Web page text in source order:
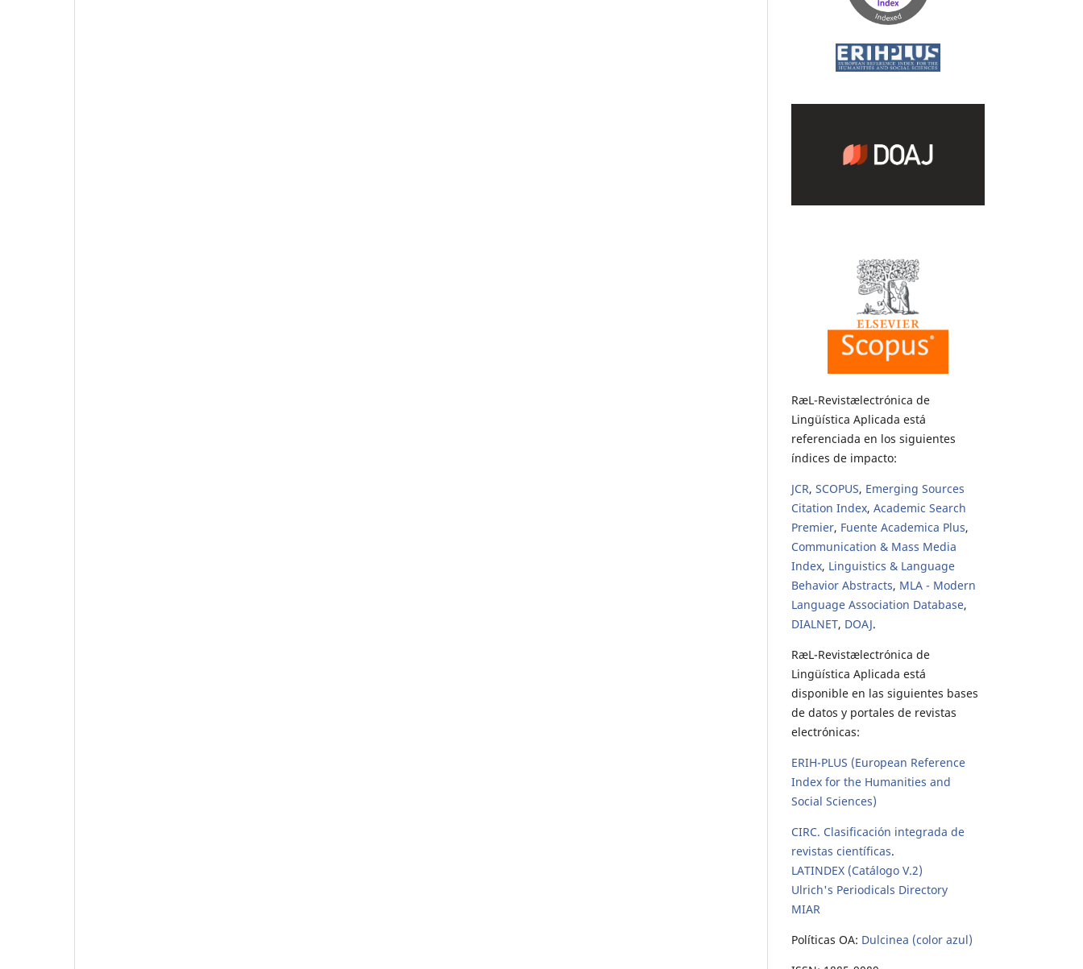
RæL-Revistælectrónica de
Lingüística Aplicada está
referenciada en los siguientes
índices de impacto:
JCR, SCOPUS, Emerging Sources
Citation Index, Academic Search
Premier, Fuente Academica Plus,
Communication & Mass Media
Index, Linguistics & Language
Behavior Abstracts, MLA - Modern
Language Association Database,
DIALNET, DOAJ.
RæL-Revistælectrónica de
Lingüística Aplicada está
disponible en las siguientes bases
de datos y portales de revistas
electrónicas:
ERIH-PLUS (European Reference
Index for the Humanities and
Social Sciences)
CIRC. Clasificación integrada de
revistas científicas.
LATINDEX (Catálogo V.2)
Ulrich's Periodicals Directory
MIAR
Políticas OA: Dulcinea (color azul)